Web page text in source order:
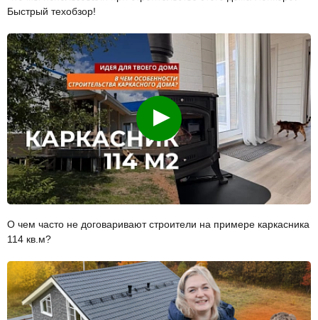
Быстрый техобзор!
Смотреть
О чем часто не договаривают строители на примере каркасника
114 кв.м?